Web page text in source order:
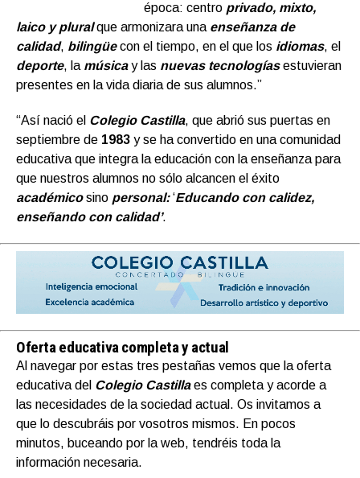
época: centro privado, mixto,
laico y pluralque armonizara una enseñanza de
calidad, bilingüecon el tiempo, en el que los idiomas, el
deporte, la músicay las nuevas tecnologíasestuvieran
presentes en la vida diaria de sus alumnos.”
“Así nació el Colegio Castilla, que abrió sus puertas en
septiembre de 1983 y se ha convertido en una comunidad
educativa que integra la educación con la enseñanza para
que nuestros alumnos no sólo alcancen el éxito
académicosino personal:‘Educando con calidez,
enseñando con calidad’.
Oferta educativa completa y actual
Al navegar por estas tres pestañas vemos que la oferta
educativa del Colegio Castillaes completa y acorde a
las necesidades de la sociedad actual. Os invitamos a
que lo descubráis por vosotros mismos. En pocos
minutos, buceando por la web, tendréis toda la
información necesaria.